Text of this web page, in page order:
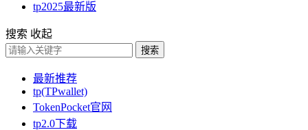
tp2025最新版
搜索 收起
搜索
最新推荐
tp(TPwallet)
TokenPocket官网
tp2.0下载